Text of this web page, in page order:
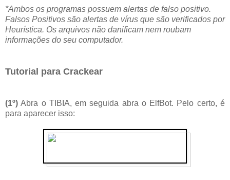
*Ambos os programas possuem alertas de falso positivo.
Falsos Positivos são alertas de vírus que são verificados por
Heurística. Os arquivos não danificam nem roubam
informações do seu computador.
Tutorial para Crackear
(1º) Abra o TIBIA, em seguida abra o ElfBot. Pelo certo, é
para aparecer isso: